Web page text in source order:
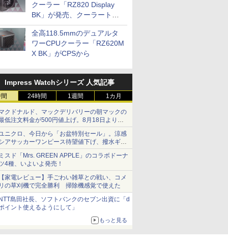
クーラー「RZ820 Display
BK」が発売、クーラートッ
プに5インチ液晶搭載
全高118.5mmのデュアルタ
ワーCPUクーラー「RZ620M
X BK」がCPSから
Impress Watchシリーズ 人気記事
24時間 1週間 1カ月
クドナルド、マックデリバリーの朝マックの
低注文料金が500円値上げ。8月18日より
円から受付
ニクロ、今日から「お盆特別セール」。涼感
アサッカーワンピース待望値下げ、撥水ギア
ョーツは1990円に
スド「Mrs. GREEN APPLE」のコラボドーナ
4種、いよいよ発売！
家電レビュー】手ごわい雑草との戦い、コメ
の草刈機で完全勝利 掃除機感覚で使えた
島田社長、ソフトバンクのセブン出資に「d
イント使えるようにして」
もっと見る